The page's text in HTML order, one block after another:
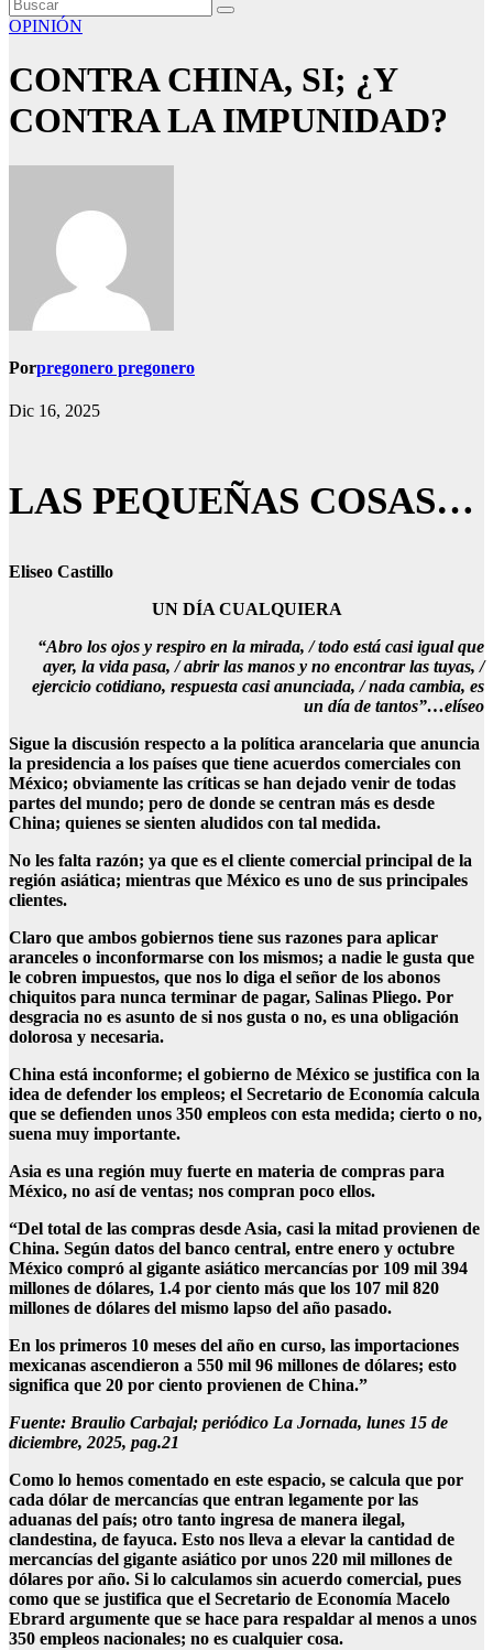
OPINIÓN
CONTRA CHINA, SI; ¿Y
CONTRA LA IMPUNIDAD?
Porpregonero pregonero
Dic 16, 2025
LAS PEQUEÑAS COSAS…
Eliseo Castillo
UN DÍA CUALQUIERA
“Abro los ojos y respiro en la mirada, / todo está casi igual que
ayer, la vida pasa, / abrir las manos y no encontrar las tuyas, /
ejercicio cotidiano, respuesta casi anunciada, / nada cambia, es
un día de tantos”…elíseo
Sigue la discusión respecto a la política arancelaria que anuncia
la presidencia a los países que tiene acuerdos comerciales con
México; obviamente las críticas se han dejado venir de todas
partes del mundo; pero de donde se centran más es desde
China; quienes se sienten aludidos con tal medida.
No les falta razón; ya que es el cliente comercial principal de la
región asiática; mientras que México es uno de sus principales
clientes.
Claro que ambos gobiernos tiene sus razones para aplicar
aranceles o inconformarse con los mismos; a nadie le gusta que
le cobren impuestos, que nos lo diga el señor de los abonos
chiquitos para nunca terminar de pagar, Salinas Pliego. Por
desgracia no es asunto de si nos gusta o no, es una obligación
dolorosa y necesaria.
China está inconforme; el gobierno de México se justifica con la
idea de defender los empleos; el Secretario de Economía calcula
que se defienden unos 350 empleos con esta medida; cierto o no,
suena muy importante.
Asia es una región muy fuerte en materia de compras para
México, no así de ventas; nos compran poco ellos.
“Del total de las compras desde Asia, casi la mitad provienen de
China. Según datos del banco central, entre enero y octubre
México compró al gigante asiático mercancías por 109 mil 394
millones de dólares, 1.4 por ciento más que los 107 mil 820
millones de dólares del mismo lapso del año pasado.
En los primeros 10 meses del año en curso, las importaciones
mexicanas ascendieron a 550 mil 96 millones de dólares; esto
significa que 20 por ciento provienen de China.”
Fuente: Braulio Carbajal; periódico La Jornada, lunes 15 de
diciembre, 2025, pag.21
Como lo hemos comentado en este espacio, se calcula que por
cada dólar de mercancías que entran legamente por las
aduanas del país; otro tanto ingresa de manera ilegal,
clandestina, de fayuca. Esto nos lleva a elevar la cantidad de
mercancías del gigante asiático por unos 220 mil millones de
dólares por año. Si lo calculamos sin acuerdo comercial, pues
como que se justifica que el Secretario de Economía Macelo
Ebrard argumente que se hace para respaldar al menos a unos
350 empleos nacionales; no es cualquier cosa.